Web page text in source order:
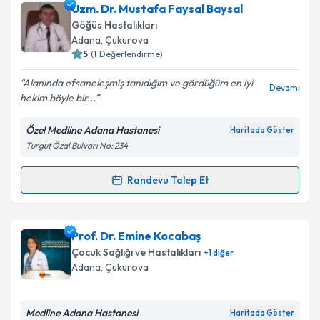
Takvim Talebini Gönder
Prof. Dr. Züleyha Çalıkuşuiçin randevu takvimi
talebi oluşturun. Size bu uzmandan randevu almanız
için bir takvim hazırlandığında e-posta ile
bilgilendireceğiz.
E-posta Adresiniz
Kişisel verilerimin işlenmesine ilişkin
Metni'ni okudum ve kişisel verilerimin belirtilen
kapsamda işlenmesini kabul ediyorum.
Uzm. Dr. Mustafa Faysal Baysal
Göğüs Hastalıkları
Adana, Çukurova
5 (1 Değerlendirme)
Alanında efsaneleşmiş tanıdığım ve gördüğüm en iyi
hekim böyle bir...
Devamı
Özel Medline Adana Hastanesi Haritada Göster
Turgut Özal Bulvarı No: 234
Randevu Talep Et
Randevu Takvimi Talebi
Uzm. Dr. Mustafa Faysal Baysal
takvimi talebi oluşturun. Size bu uzmandan randevu
almanız için bir takvim hazırlandığında e-posta ile
bilgilendireceğiz.
Prof. Dr. Emine Kocabaş
Çocuk Sağlığı ve Hastalıkları +1diğer
Adana, Çukurova
Medline Adana Hastanesi Haritada Göster